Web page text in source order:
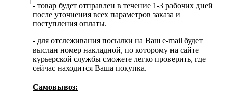
- товар будет отправлен в течение 1-3 рабочих дней
после уточнения всех параметров заказа и
поступления оплаты.
- для отслеживания посылки на Ваш e-mail будет
выслан номер накладной, по которому на сайте
курьерской службы сможете легко проверить, где
сейчас находится Ваша покупка.
Самовывоз: